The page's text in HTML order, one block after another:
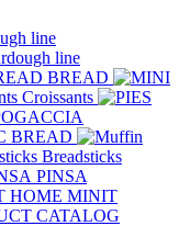
line
line
BREAD
Croissants
BREAD
Breadsticks
PINSA
MINIT
CATALOG